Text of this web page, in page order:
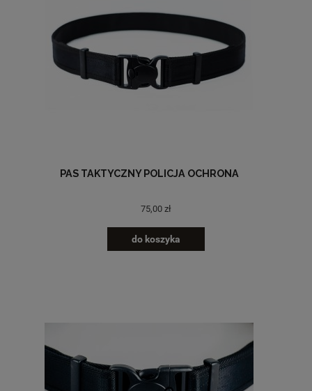
PAS TAKTYCZNY POLICJA OCHRONA
75,00 zł
do koszyka